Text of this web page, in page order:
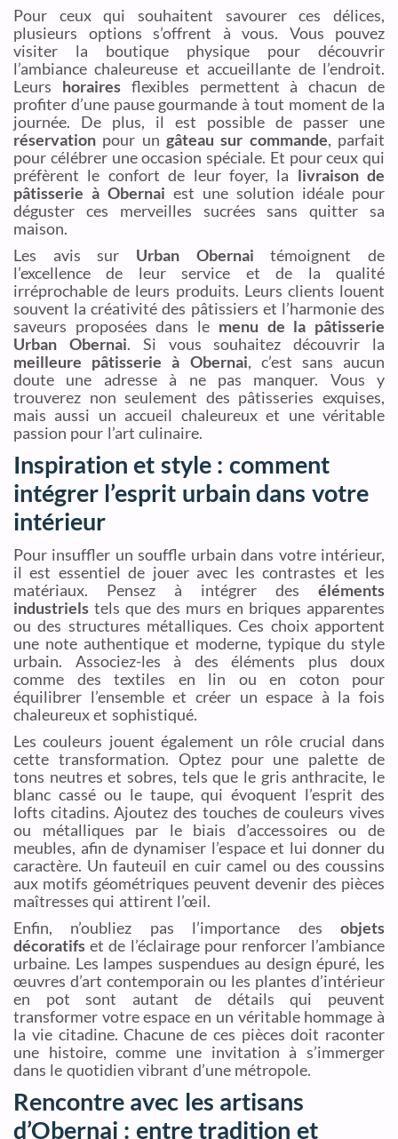
Pour ceux qui souhaitent savourer ces délices,
plusieurs options s’offrent à vous. Vous pouvez
visiter la boutique physique pour découvrir
l’ambiance chaleureuse et accueillante de l’endroit.
Leurs horairesflexibles permettent à chacun de
profiter d’une pause gourmande à tout moment de la
journée. De plus, il est possible de passer une
réservation pour un gâteau sur commande, parfait
pour célébrer une occasion spéciale. Et pour ceux qui
préfèrent le confort de leur foyer, la livraison de
pâtisserie à Obernai est une solution idéale pour
déguster ces merveilles sucrées sans quitter sa
maison.
Les avis sur Urban Obernai témoignent de
l’excellence de leur service et de la qualité
irréprochable de leurs produits. Leurs clients louent
souvent la créativité des pâtissiers et l’harmonie des
saveurs proposées dans le menu de la pâtisserie
Urban Obernai. Si vous souhaitez découvrir la
meilleure pâtisserie à Obernai, c’est sans aucun
doute une adresse à ne pas manquer. Vous y
trouverez non seulement des pâtisseries exquises,
mais aussi un accueil chaleureux et une véritable
passion pour l’art culinaire.
Inspiration et style : comment
intégrer l’esprit urbain dans votre
intérieur
Pour insuffler un souffle urbain dans votre intérieur,
il est essentiel de jouer avec les contrastes et les
matériaux. Pensez à intégrer des éléments
industriels tels que des murs en briques apparentes
ou des structures métalliques. Ces choix apportent
une note authentique et moderne, typique du style
urbain. Associez-les à des éléments plus doux
comme des textiles en lin ou en coton pour
équilibrer l’ensemble et créer un espace à la fois
chaleureux et sophistiqué.
Les couleurs jouent également un rôle crucial dans
cette transformation. Optez pour une palette de
tons neutres et sobres, tels que le gris anthracite, le
blanc cassé ou le taupe, qui évoquent l’esprit des
lofts citadins. Ajoutez des touches de couleurs vives
ou métalliques par le biais d’accessoires ou de
meubles, afin de dynamiser l’espace et lui donner du
caractère. Un fauteuil en cuir camel ou des coussins
aux motifs géométriques peuvent devenir des pièces
maîtresses qui attirent l’œil.
Enfin, n’oubliez pas l’importance des objets
décoratifs et de l’éclairage pour renforcer l’ambiance
urbaine. Les lampes suspendues au design épuré, les
œuvres d’art contemporain ou les plantes d’intérieur
en pot sont autant de détails qui peuvent
transformer votre espace en un véritable hommage à
la vie citadine. Chacune de ces pièces doit raconter
une histoire, comme une invitation à s’immerger
dans le quotidien vibrant d’une métropole.
Rencontre avec les artisans
d’Obernai : entre tradition et